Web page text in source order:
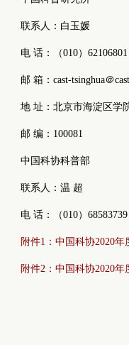
联系人：白玉媛
电 话：（010）62106801
邮 箱：cast-tsinghua＠
地 址：北京市海淀区学
邮 编：100081
中国科协科普部
联系人：温 超
电 话：（010）68583739
附件1：中国科协2020
附件2：中国科协2020